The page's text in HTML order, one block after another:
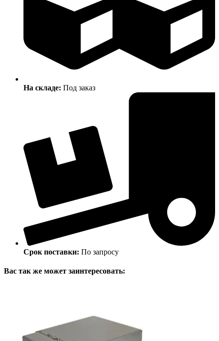
На складе: Под заказ
Срок поставки: По запросу
Вас так же может заинтересовать: